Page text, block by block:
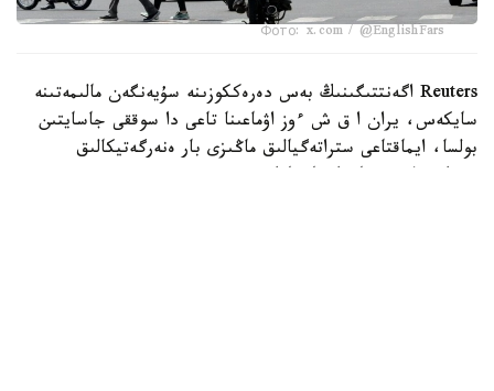
Фото: x.com / @EnglishFars
Reuters اگەنتتىگىنىڭ بەس دەرەككوزىنە سۇيەنگەن مالىمەتىنە
سايكەس، يران ا ق ش ءوز اۋماعىنا تاعى دا سوققى جاسايتىن
بولسا، ايماقتاعى ستراتەگيالىق ماڭىزى بار ەنەرگەتيكالىق